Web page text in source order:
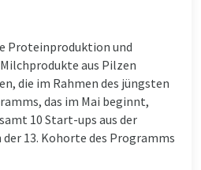
Proteinproduktion und
aus Pilzen
die im Rahmen des jüngsten
das im Mai beginnt,
10 Start-ups aus der
13. Kohorte des Programms